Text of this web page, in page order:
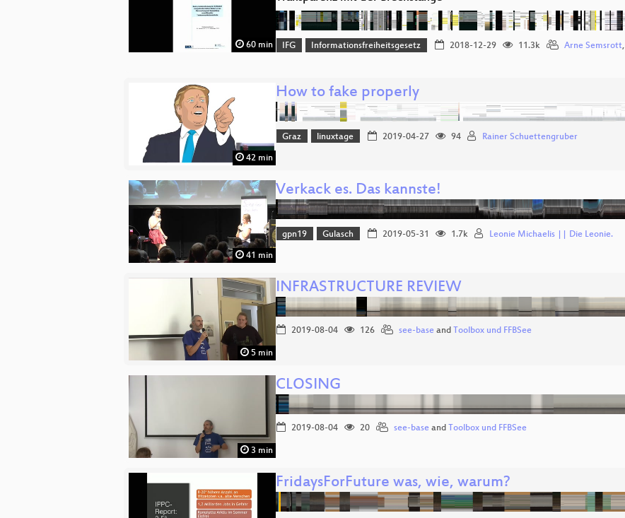
60 min IFG Informationsfreiheitsgesetz 2018-12-29 11.3k Arne Semsrott,
42 min
How to fake properly
Graz linuxtage 2019-04-27 94 Rainer Schuettengruber
41 min
Verkack es. Das kannste!
gpn19 Gulasch 2019-05-31 1.7k Leonie Michaelis || Die Leonie.
5 min
INFRASTRUCTURE REVIEW
2019-08-04 126 see-base and Toolbox und FFBSee
3 min
CLOSING
2019-08-04 20 see-base and Toolbox und FFBSee
FridaysForFuture was, wie, warum?